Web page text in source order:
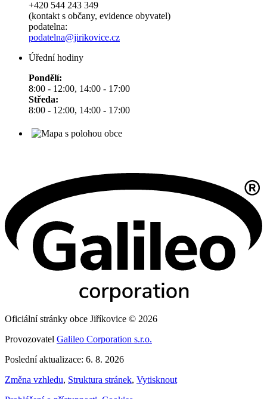
+420 544 243 349
(kontakt s občany, evidence obyvatel)
podatelna:
podatelna@jirikovice.cz
Úřední hodiny
Pondělí:
8:00 - 12:00, 14:00 - 17:00
Středa:
8:00 - 12:00, 14:00 - 17:00
Oficiální stránky obce Jiříkovice © 2026
Provozovatel Galileo Corporation s.r.o.
Poslední aktualizace: 6. 8. 2026
Změna vzhledu, Struktura stránek, Vytisknout